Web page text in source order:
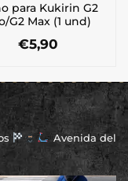
para Kukirin G2
G2 Max (1 und)
€5,90
Avenida del